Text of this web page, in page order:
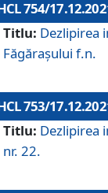
754/
Titlu: Dezlipirea
Făgărașului f.n.
753/
Titlu: Dezlipirea
nr. 22.